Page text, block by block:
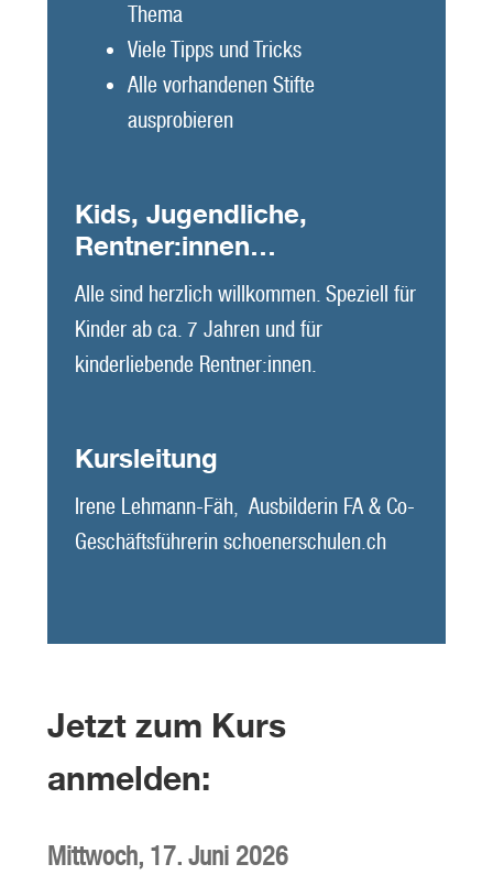
Thema
Viele Tipps und Tricks
Alle vorhandenen Stifte
ausprobieren
Kids, Jugendliche,
Rentner:innen…
Alle sind herzlich willkommen. Speziell für
Kinder ab ca. 7 Jahren und für
kinderliebende Rentner:innen.
Kursleitung
Irene Lehmann-Fäh, Ausbilderin FA & Co-
Geschäftsführerin schoenerschulen.ch
Jetzt zum Kurs
anmelden:
Mittwoch, 17. Juni 2026